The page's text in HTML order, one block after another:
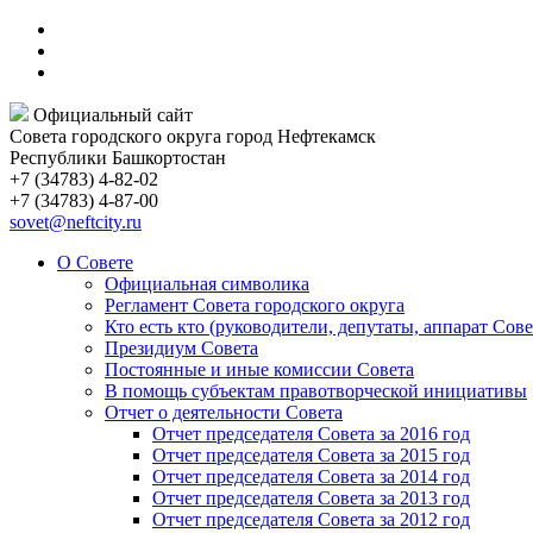
Официальный сайт
Совета городского округа город Нефтекамск
Республики Башкортостан
+7 (34783) 4-82-02
+7 (34783) 4-87-00
sovet@neftcity.ru
О Совете
Официальная символика
Регламент Совета городского округа
Кто есть кто (руководители, депутаты, аппарат
Президиум Совета
Постоянные и иные комиссии Совета
В помощь субъектам правотворческой инициативы
Отчет о деятельности Совета
Отчет председателя Совета за 2016 год
Отчет председателя Совета за 2015 год
Отчет председателя Совета за 2014 год
Отчет председателя Совета за 2013 год
Отчет председателя Совета за 2012 год